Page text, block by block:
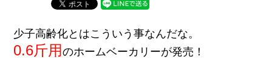
少子高齢化とはこういう事なんだな。
0.6斤用のホームベーカリーが発売！